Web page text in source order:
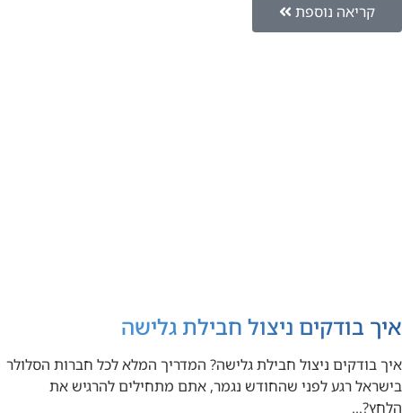
קריאה נוספת
איך בודקים ניצול חבילת גלישה
איך בודקים ניצול חבילת גלישה? המדריך המלא לכל חברות הסלולר
בישראל רגע לפני שהחודש נגמר, אתם מתחילים להרגיש את
הלחץ?…